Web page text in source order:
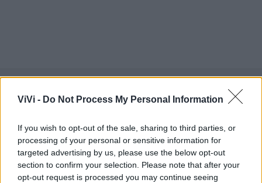
ViVi - Do Not Process My Personal Information
If you wish to opt-out of the sale, sharing to third parties, or
processing of your personal or sensitive information for
targeted advertising by us, please use the below opt-out
section to confirm your selection. Please note that after your
opt-out request is processed you may continue seeing
Mondo CIA